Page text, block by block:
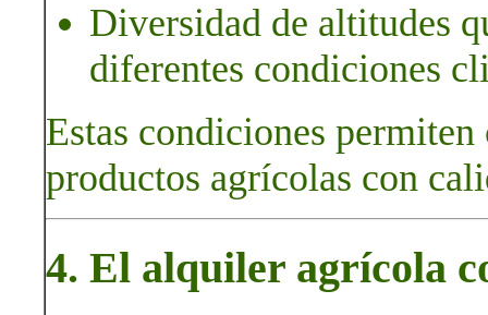
Diversidad de altitudes
diferentes condiciones
Estas condiciones
productos agrícolas con
4. El alquiler agrícola